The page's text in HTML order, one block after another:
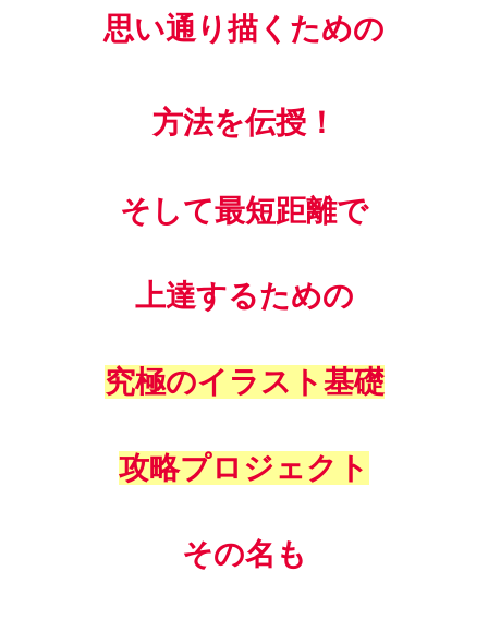
思い通り描くための
方法を伝授！
そして最短距離で
上達するための
究極のイラスト基礎
攻略プロジェクト
その名も